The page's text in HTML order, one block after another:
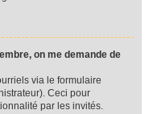
on me demande de
via le formulaire
Ceci pour
par les invités.